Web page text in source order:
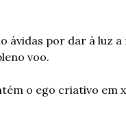
ávidas por dar à luz a
voo.
o ego criativo em